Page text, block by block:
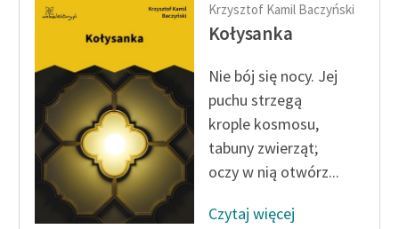
Krzysztof Kamil Baczyński
Kołysanka
Nie bój się nocy. Jej
puchu strzegą
krople kosmosu,
tabuny zwierząt;
oczy w nią otwórz...
Czytaj więcej